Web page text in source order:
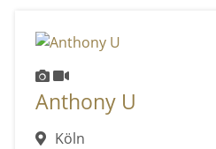
Anthony U
Köln